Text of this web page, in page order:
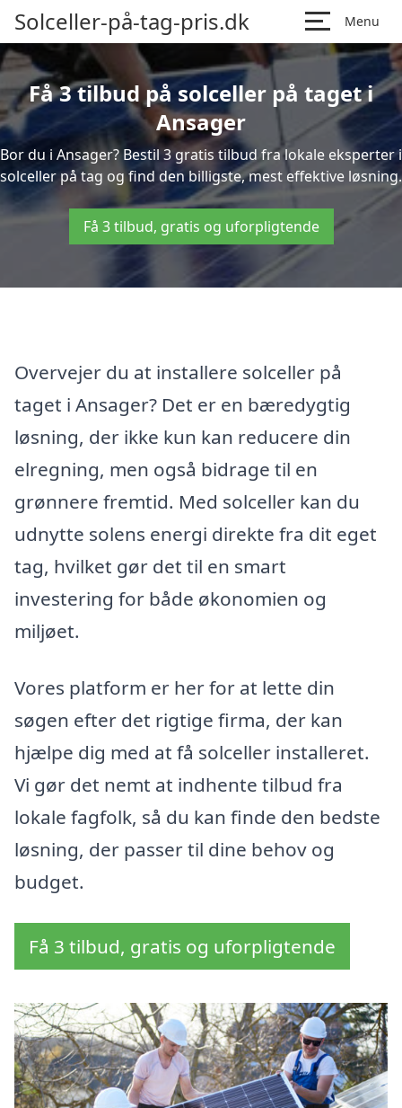
Solceller-på-tag-pris.dk Menu
Få 3 tilbud på solceller på taget i
Ansager
Bor du i Ansager? Bestil 3 gratis tilbud fra lokale eksperter i
solceller på tag og find den billigste, mest effektive løsning.
Få 3 tilbud, gratis og uforpligtende
Overvejer du at installere solceller på
taget i Ansager? Det er en bæredygtig
løsning, der ikke kun kan reducere din
elregning, men også bidrage til en
grønnere fremtid. Med solceller kan du
udnytte solens energi direkte fra dit eget
tag, hvilket gør det til en smart
investering for både økonomien og
miljøet.
Vores platform er her for at lette din
søgen efter det rigtige firma, der kan
hjælpe dig med at få solceller installeret.
Vi gør det nemt at indhente tilbud fra
lokale fagfolk, så du kan finde den bedste
løsning, der passer til dine behov og
budget.
Få 3 tilbud, gratis og uforpligtende